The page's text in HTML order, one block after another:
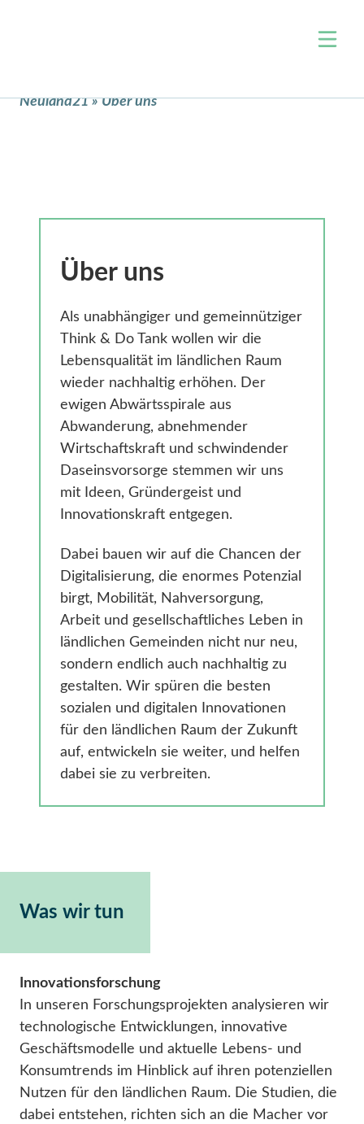
Über uns
Klimaschutz & Nachhaltigkeit
Nahversorgung
Gesundheit
Smarte Ländliche Regionen
Blog
Unterstützen
Newsletter
Presse
Über uns
Als unabhängiger und gemeinnütziger
Think & Do Tank wollen wir die
Lebensqualität im ländlichen Raum
wieder nachhaltig erhöhen. Der
ewigen Abwärtsspirale aus
Abwanderung, abnehmender
Wirtschaftskraft und schwindender
Daseinsvorsorge stemmen wir uns
mit Ideen, Gründergeist und
Innovationskraft entgegen.
Dabei bauen wir auf die Chancen der
Digitalisierung, die enormes Potenzial
birgt, Mobilität, Nahversorgung,
Arbeit und gesellschaftliches Leben in
ländlichen Gemeinden nicht nur neu,
sondern endlich auch nachhaltig zu
gestalten. Wir spüren die besten
sozialen und digitalen Innovationen
für den ländlichen Raum der Zukunft
auf, entwickeln sie weiter, und helfen
dabei sie zu verbreiten.
Neuland21 » Über uns
Was wir tun
Innovationsforschung
In unseren Forschungsprojekten analysieren wir
technologische Entwicklungen, innovative
Geschäftsmodelle und aktuelle Lebens- und
Konsumtrends im Hinblick auf ihren potenziellen
Nutzen für den ländlichen Raum. Die Studien, die
dabei entstehen, richten sich an die Macher vor